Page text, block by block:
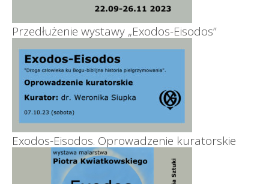
Przedłużenie wystawy „Exodos-Eisodos”
Exodos-Eisodos. Oprowadzenie kuratorskie